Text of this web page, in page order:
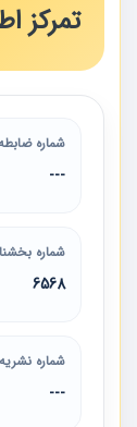
تمرکز
شماره
---
شماره
6568
شماره نشریه
---